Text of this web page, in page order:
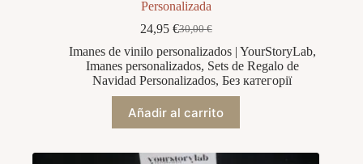
Personalizada
30,00€
El
precio
original
era:
30,00 €.
24,95 €El
precio
actual
es:
24,95 €.
Imanes de vinilo personalizados | YourStoryLab,
Imanes personalizados, Sets de Regalo de
Navidad Personalizados,Без категорії
Añadir al carrito